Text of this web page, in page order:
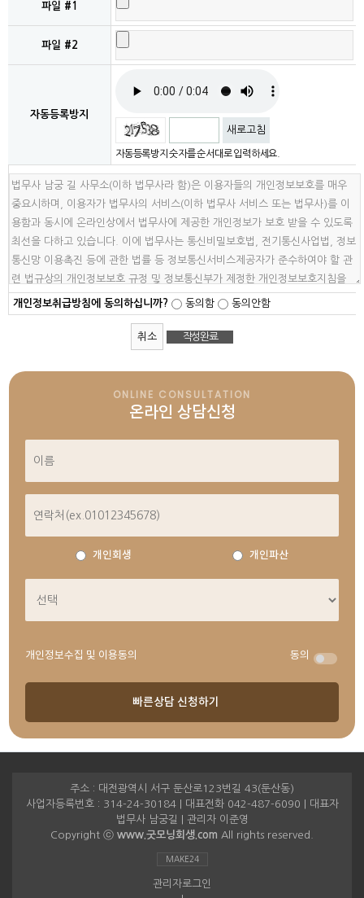
파일 #1
파일 #2
자동등록방지
새로고침
자동등록방지 숫자를 순서대로 입력하세요.
개인정보취급방침에 동의하십니까? 동의함 동의안함
취소
ONLINE CONSULTATION
온라인 상담신청
개인회생 개인파산
동의
개인정보수집 및 이용동의
주소 : 대전광역시 서구 둔산로123번길 43(둔산동)
사업자등록번호 : 314-24-30184 | 대표전화 042-487-6090 | 대표자
법무사 남궁길 | 관리자 이준영
Copyright ⓒ www.굿모닝회생.com All rights reserved.
MAKE24
관리자로그인